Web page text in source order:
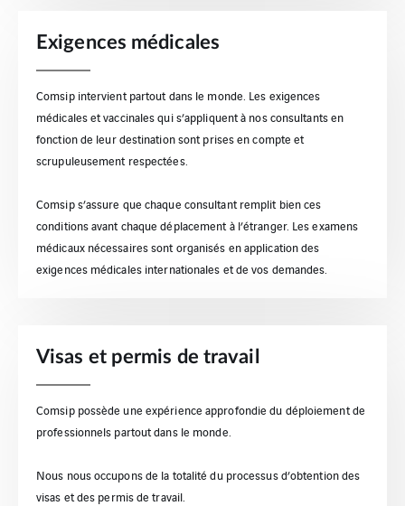
Exigences médicales
Comsip intervient partout dans le monde. Les exigences
médicales et vaccinales qui s’appliquent à nos consultants en
fonction de leur destination sont prises en compte et
scrupuleusement respectées.
Comsip s’assure que chaque consultant remplit bien ces
conditions avant chaque déplacement à l’étranger. Les examens
médicaux nécessaires sont organisés en application des
exigences médicales internationales et de vos demandes.
Visas et permis de travail
Comsip possède une expérience approfondie du déploiement de
professionnels partout dans le monde.
Nous nous occupons de la totalité du processus d’obtention des
visas et des permis de travail.